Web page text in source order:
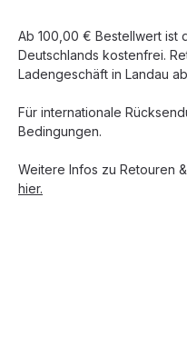
Ab 100,00 € Bestellwert ist
Deutschlands kostenfrei.
Ladengeschäft in Landau
Für internationale
Bedingungen.
Weitere Infos zu Retouren
hier.